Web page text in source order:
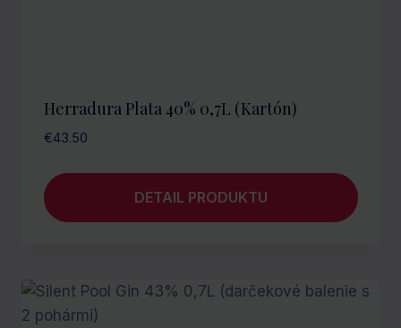
Herradura Plata 40% 0,7L (kartón)
€43.50
DETAIL PRODUKTU